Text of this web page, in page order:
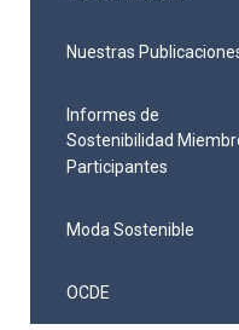
Nuestras
Informes de
Sostenibilidad
Participantes
Moda Sostenible
OCDE